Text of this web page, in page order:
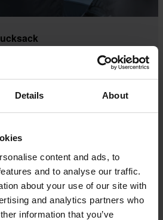
Details About
content and ads, to
and to analyse our traffic.
about your use of our site with
and analytics partners who
information that you’ve
für Komfort und Flexibilität
von 12 Litern bietet er genug
für einen Tag in den Bergen oder